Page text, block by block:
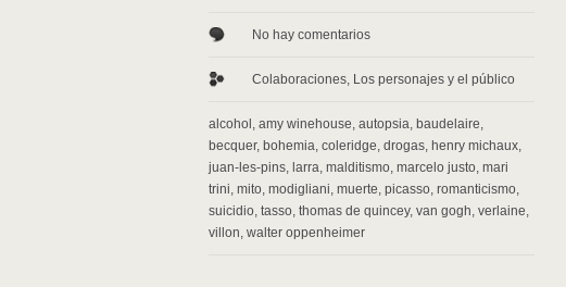
No hay comentarios
Colaboraciones, Los personajes y el público
alcohol , amy winehouse, autopsia, baudelaire,
becquer, bohemia, coleridge, drogas, henry michaux,
juan-les-pins, larra, malditismo, marcelo justo, mari
trini, mito, modigliani, muerte, picasso, romanticismo,
suicidio, tasso, thomas de quincey, van gogh, verlaine,
villon, walter oppenheimer